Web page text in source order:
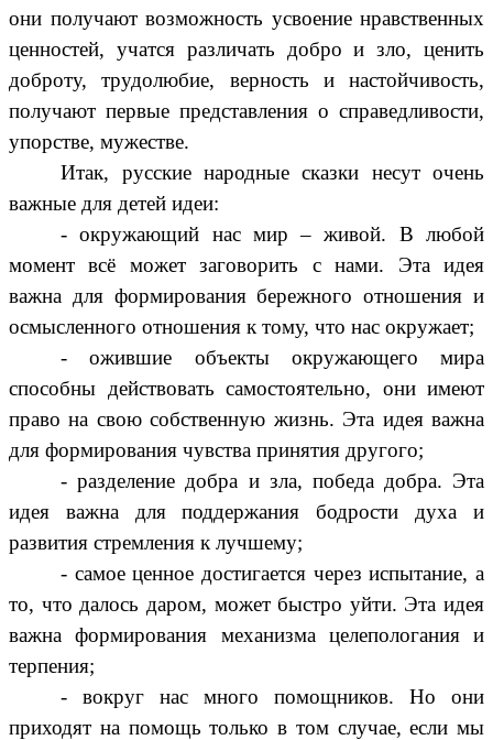
они получают возможность усвоение нравственных
ценностей, учатся различать добро и зло, ценить
доброту, трудолюбие, верность и настойчивость,
получают первые представления о справедливости,
упорстве, мужестве.
Итак, русские народные сказки несут очень
важные для детей идеи:
- окружающий нас мир – живой. В любой
момент всё может заговорить с нами. Эта идея
важна для формирования бережного отношения и
осмысленного отношения к тому, что нас окружает;
- ожившие объекты окружающего мира
способны действовать самостоятельно, они имеют
право на свою собственную жизнь. Эта идея важна
для формирования чувства принятия другого;
- разделение добра и зла, победа добра. Эта
идея важна для поддержания бодрости духа и
развития стремления к лучшему;
- самое ценное достигается через испытание, а
то, что далось даром, может быстро уйти. Эта идея
важна формирования механизма целепологания и
терпения;
- вокруг нас много помощников. Но они
приходят на помощь только в том случае, если мы